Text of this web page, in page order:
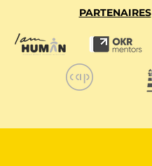
PARTENAIRES